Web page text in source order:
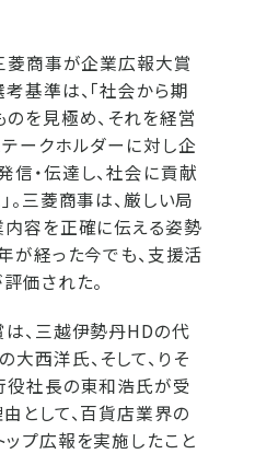
菱商事が企業広報大賞
基準は、「社会から期
を見極め、それを経営
ークホルダーに対し企
・伝達し、社会に貢献
。三菱商事は、厳しい局
内容を正確に伝える姿勢
が経った今でも、支援活
価された。
は、三越伊勢丹HDの代
西洋氏、そして、りそ
社長の東和浩氏が受
として、百貨店業界の
プ広報を実施したこと